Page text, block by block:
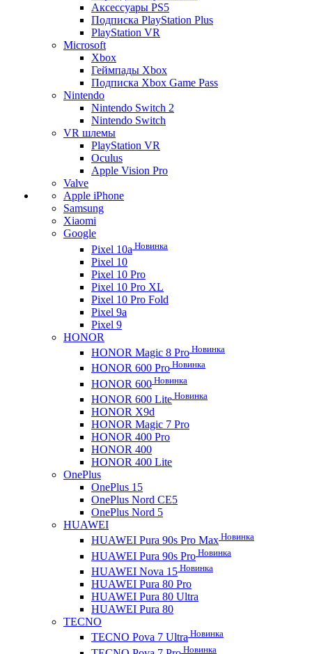
Аксессуары PS5
Подписка PlayStation Plus
PlayStation VR
Microsoft
Xbox
Геймпады Xbox
Подписка Xbox Game Pass
Nintendo
Nintendo Switch 2
Nintendo Switch
VR шлемы
PlayStation VR
Oculus
Apple Vision Pro
Valve
Apple iPhone
Samsung
Xiaomi
Google
Pixel 10a Новинка
Pixel 10
Pixel 10 Pro
Pixel 10 Pro XL
Pixel 10 Pro Fold
Pixel 9a
Pixel 9
HONOR
HONOR Magic 8 Pro Новинка
HONOR 600 Pro Новинка
HONOR 600 Новинка
HONOR 600 Lite Новинка
HONOR X9d
HONOR Magic 7 Pro
HONOR 400 Pro
HONOR 400
HONOR 400 Lite
OnePlus
OnePlus 15
OnePlus Nord CE5
OnePlus Nord 5
HUAWEI
HUAWEI Pura 90s Pro Max Новинка
HUAWEI Pura 90s Pro Новинка
HUAWEI Nova 15 Новинка
HUAWEI Pura 80 Pro
HUAWEI Pura 80 Ultra
HUAWEI Pura 80
TECNO
TECNO Pova 7 Ultra Новинка
Новинка